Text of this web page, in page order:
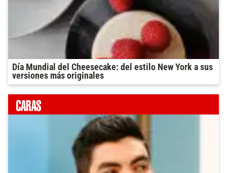
Día Mundial del Cheesecake: del estilo New York a sus
versiones más originales